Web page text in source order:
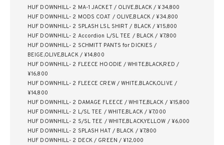
HUF DOWNHILL- 2 MA-1 JACKET / OLIVE,BLACK / ¥34,800
HUF DOWNHILL- 2 MODS COAT / OLIVE,BLACK / ¥34,800
HUF DOWNHILL- 2 SPLASH LSL SHIRT / BLACK / ¥15,800
HUF DOWNHILL- 2 Accordion L/SL TEE / BLACK / ¥7,800
HUF DOWNHILL- 2 SCHMITT PANTS for DICKIES /
BEIGE,OLIVE,BLACK / ¥14,800
HUF DOWNHILL- 2 FLEECE HOODIE / WHITE,BLACK,RED /
¥16,800
HUF DOWNHILL- 2 FLEECE CREW / WHITE,BLACK,OLIVE /
¥14,800
HUF DOWNHILL- 2 DAMAGE FLEECE / WHITE,BLACK / ¥15,800
HUF DOWNHILL- 2 L/SL TEE / WHITE,BLACK / ¥7,000
HUF DOWNHILL- 2 S/SL TEE / WHITE,BLACK,YELLOW / ¥6,000
HUF DOWNHILL- 2 SPLASH HAT / BLACK / ¥7,800
HUF DOWNHILL- 2 DECK / GREEN / ¥12,000